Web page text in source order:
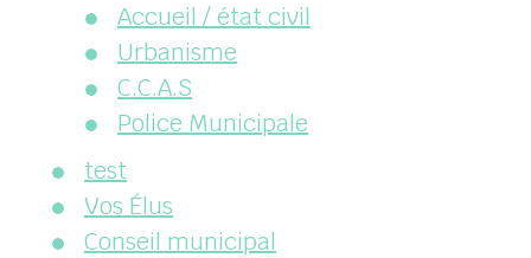
Accueil / état civil
Urbanisme
C.C.A.S
Police Municipale
test
Vos Élus
Conseil municipal